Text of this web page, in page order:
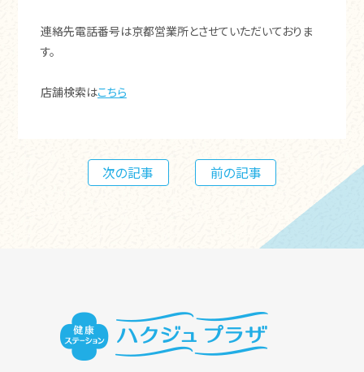
連絡先電話番号は京都営業所とさせていただいておりま
す。
店舗検索はこちら
次の記事 前の記事